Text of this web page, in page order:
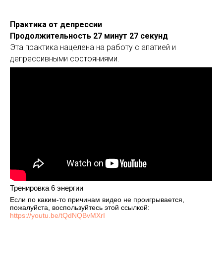
Практика от депрессии
Продолжительность 27 минут 27 секунд
Эта практика нацелена на работу с апатией и
депрессивными состояниями.
Тренировка 6 энергии
Если по каким-то причинам видео не проигрывается,
пожалуйста, воспользуйтесь этой ссылкой:
https://youtu.be/tQdNQBvMXrI